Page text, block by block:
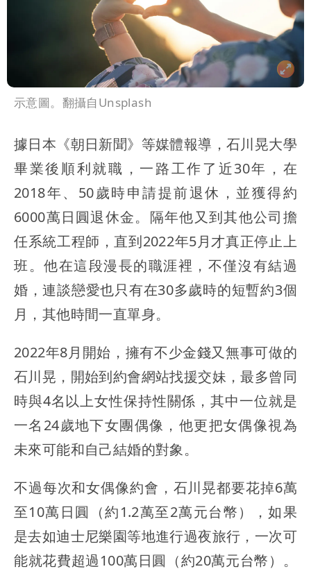
示意圖。翻攝自Unsplash
據日本《朝日新聞》等媒體報導，石川晃大學
畢業後順利就職，一路工作了近30年，在
2018年、50歲時申請提前退休，並獲得約
6000萬日圓退休金。隔年他又到其他公司擔
任系統工程師，直到2022年5月才真正停止上
班。他在這段漫長的職涯裡，不僅沒有結過
婚，連談戀愛也只有在30多歲時的短暫約3個
月，其他時間一直單身。
2022年8月開始，擁有不少金錢又無事可做的
石川晃，開始到約會網站找援交妹，最多曾同
時與4名以上女性保持性關係，其中一位就是
一名24歲地下女團偶像，他更把女偶像視為
未來可能和自己結婚的對象。
不過每次和女偶像約會，石川晃都要花掉6萬
至10萬日圓（約1.2萬至2萬元台幣），如果
是去如迪士尼樂園等地進行過夜旅行，一次可
能就花費超過100萬日圓（約20萬元台幣）。